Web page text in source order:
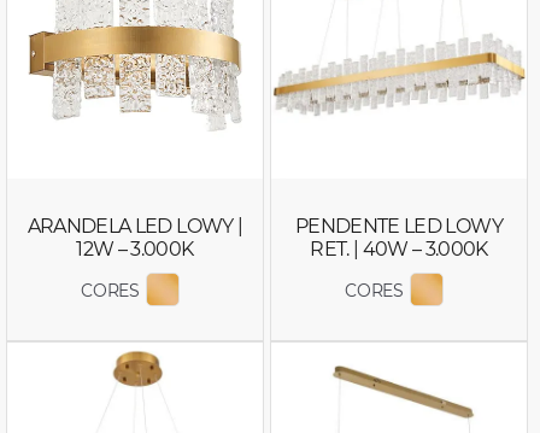
ARANDELA LED LOWY |
12W – 3.000K
CORES EXIBIR COR 2765
PENDENTE LED LOWY
RET. | 40W – 3.000K
CORES EXIBIR